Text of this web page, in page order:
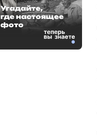
Угадайте,
где настоящее
фото